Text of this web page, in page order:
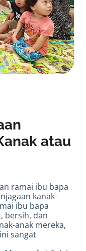
atau
ramai ibu bapa
kanak-
ibu bapa
bersih, dan
anak mereka,
sangat